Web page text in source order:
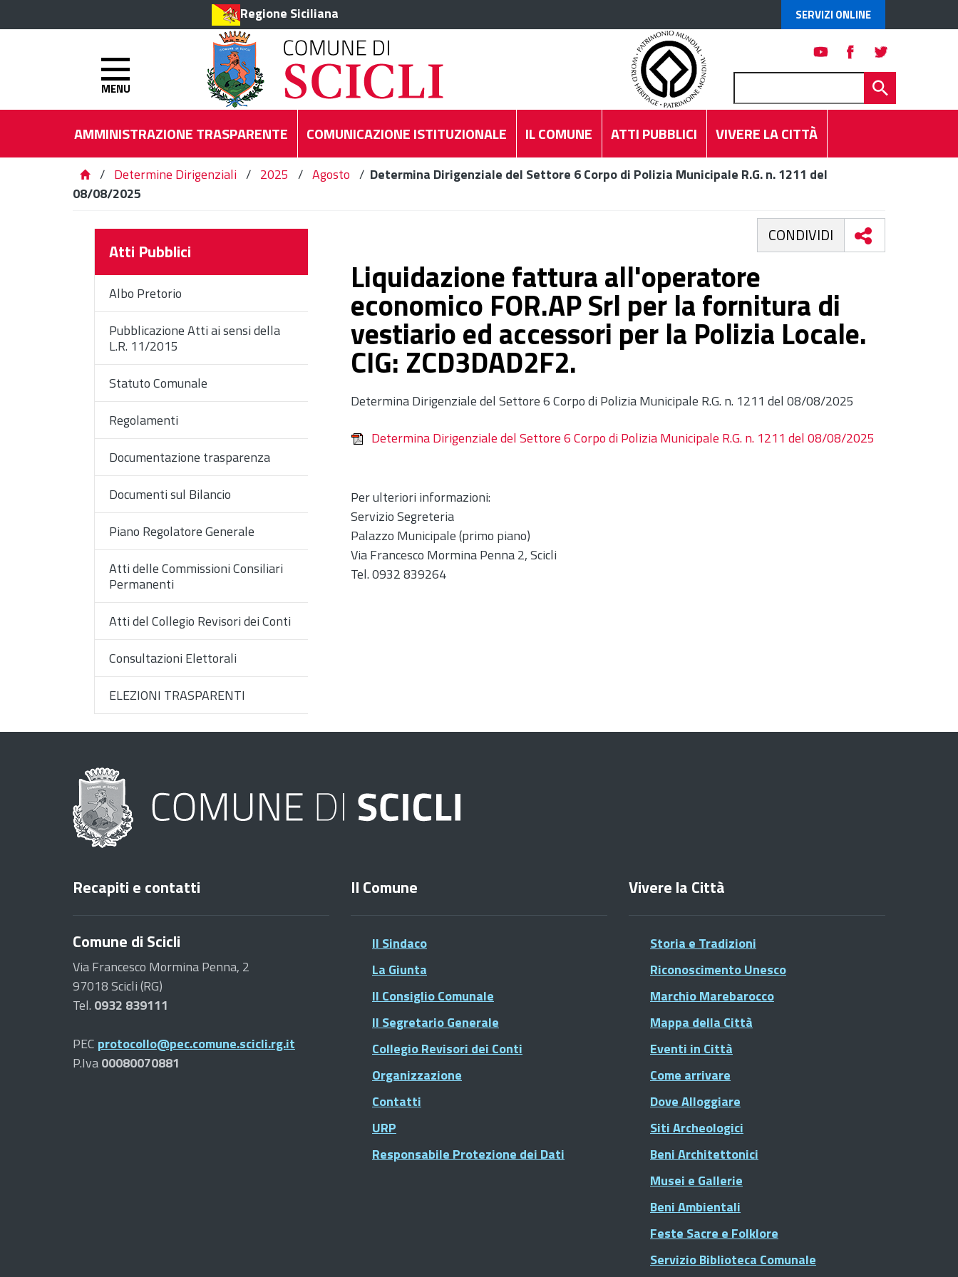
Regione Siciliana SERVIZI ONLINE
MENU
AMMINISTRAZIONE TRASPARENTE COMUNICAZIONE ISTITUZIONALE IL COMUNE ATTI PUBBLICI VIVERE LA CITTÀ
/ Determine Dirigenziali / 2025 / Agosto / Determina Dirigenziale del Settore 6 Corpo di Polizia Municipale R.G. n. 1211 del
08/08/2025
Atti Pubblici
Albo Pretorio
Pubblicazione Atti ai sensi della
L.R. 11/2015
Statuto Comunale
Regolamenti
Documentazione trasparenza
Documenti sul Bilancio
Piano Regolatore Generale
Atti delle Commissioni Consiliari
Permanenti
Atti del Collegio Revisori dei Conti
Consultazioni Elettorali
ELEZIONI TRASPARENTI
CONDIVIDI
Liquidazione fattura all'operatore
economico FOR.AP Srl per la fornitura di
vestiario ed accessori per la Polizia Locale.
CIG: ZCD3DAD2F2.
Determina Dirigenziale del Settore 6 Corpo di Polizia Municipale R.G. n. 1211 del 08/08/2025
Determina Dirigenziale del Settore 6 Corpo di Polizia Municipale R.G. n. 1211 del 08/08/2025
Per ulteriori informazioni:
Servizio Segreteria
Palazzo Municipale (primo piano)
Via Francesco Mormina Penna 2, Scicli
Tel. 0932 839264
Recapiti e contatti
Comune di Scicli
Via Francesco Mormina Penna, 2
97018 Scicli (RG)
Tel. 0932 839111
PEC protocollo@pec.comune.scicli.rg.it
P.Iva00080070881
Il Comune
Il Sindaco
La Giunta
Il Consiglio Comunale
Il Segretario Generale
Collegio Revisori dei Conti
Organizzazione
Contatti
URP
Responsabile Protezione dei Dati
Vivere la Città
Storia e Tradizioni
Riconoscimento Unesco
Marchio Marebarocco
Mappa della Città
Eventi in Città
Come arrivare
Dove Alloggiare
Siti Archeologici
Beni Architettonici
Musei e Gallerie
Beni Ambientali
Feste Sacre e Folklore
Servizio Biblioteca Comunale